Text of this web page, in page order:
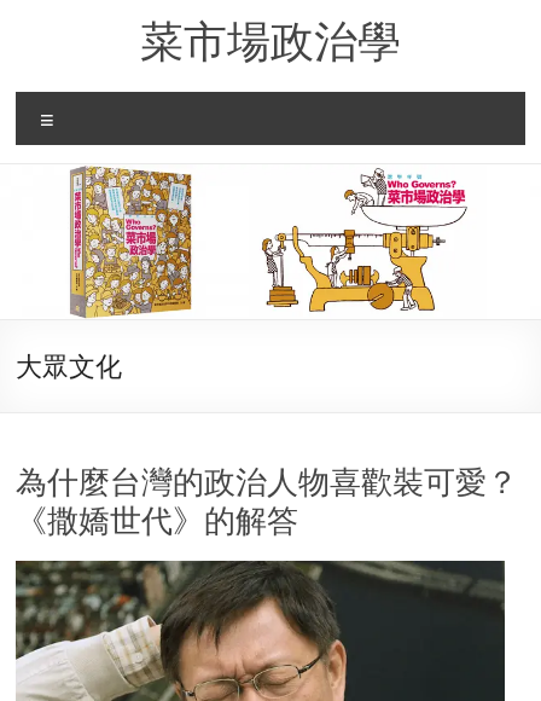
菜市場政治學
大眾文化
為什麼台灣的政治人物喜歡裝可愛？
《撒嬌世代》的解答